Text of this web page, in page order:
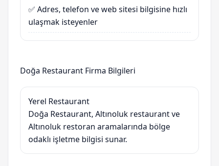
✅ Adres, telefon ve web sitesi bilgisine hızlı
ulaşmak isteyenler
Doğa Restaurant Firma Bilgileri
Yerel Restaurant
Doğa Restaurant, Altınoluk restaurant ve
Altınoluk restoran aramalarında bölge
odaklı işletme bilgisi sunar.